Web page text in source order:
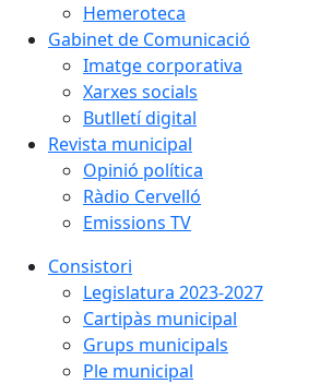
Hemeroteca
Gabinet de Comunicació
Imatge corporativa
Xarxes socials
Butlletí digital
Revista municipal
Opinió política
Ràdio Cervelló
Emissions TV
Consistori
Legislatura 2023-2027
Cartipàs municipal
Grups municipals
Ple municipal